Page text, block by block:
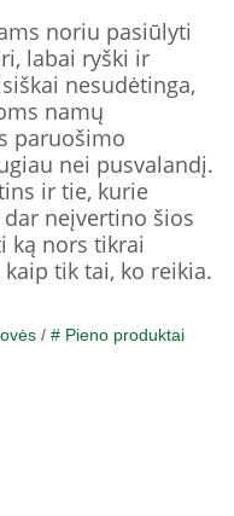
noriu pasiūlyti
labai ryški ir
nesudėtinga,
namų
paruošimo
nei pusvalandį.
ir tie, kurie
neįvertino šios
ką nors tikrai
tik tai, ko reikia.
/ # Pieno produktai